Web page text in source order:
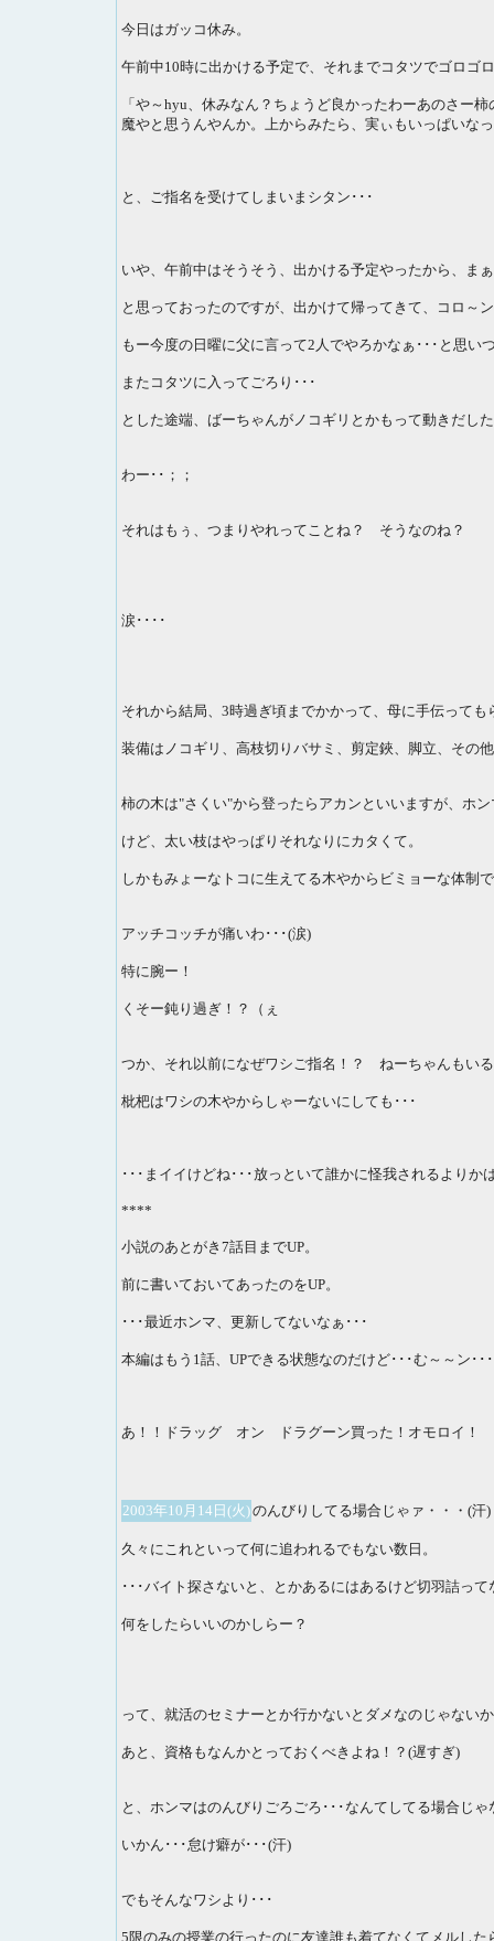
今日はガッコ休み。
午前中10時に出かける予定で、それまでコタツでゴロゴ
「や～hyu、休みなん？ちょうど良かったわーあのさー
魔やと思うんやんか。上からみたら、実ぃもいっぱいな
と、ご指名を受けてしまいまシタン･･･
いや、午前中はそうそう、出かける予定やったから、ま
と思っておったのですが、出かけて帰ってきて、コロ～
もー今度の日曜に父に言って2人でやろかなぁ･･･と思い
またコタツに入ってごろり･･･
とした途端、ばーちゃんがノコギリとかもって動きだし
わー･･；；
それはもぅ、つまりやれってことね？ そうなのね？
涙････
それから結局、3時過ぎ頃までかかって、母に手伝っても
装備はノコギリ、高枝切りバサミ、剪定鋏、脚立、その
柿の木は"さくい"から登ったらアカンといいますが、ホ
けど、太い枝はやっぱりそれなりにカタくて。
しかもみょーなトコに生えてる木やからビミョーな体制
アッチコッチが痛いわ･･･(涙)
特に腕ー！
くそー鈍り過ぎ！？（ぇ
つか、それ以前になぜワシご指名！？ ねーちゃんもい
枇杷はワシの木やからしゃーないにしても･･･
･･･まイイけどね･･･放っといて誰かに怪我されるよりか
****
小説のあとがき7話目までUP。
前に書いておいてあったのをUP。
･･･最近ホンマ、更新してないなぁ･･･
本編はもう1話、UPできる状態なのだけど･･･む～～ン･･
あ！！ドラッグ オン ドラグーン買った！オモロイ
2003年10月14日(火)のんびりしてる場合じゃァ・・・(汗)
久々にこれといって何に追われるでもない数日。
･･･バイト探さないと、とかあるにはあるけど切羽詰って
何をしたらいいのかしらー？
って、就活のセミナーとか行かないとダメなのじゃない
あと、資格もなんかとっておくべきよね！？(遅すぎ)
と、ホンマはのんびりごろごろ･･･なんてしてる場合じゃ
いかん･･･怠け癖が･･･(汗)
でもそんなワシより･･･
5限のみの授業の行ったのに友達誰も着てなくてメルした